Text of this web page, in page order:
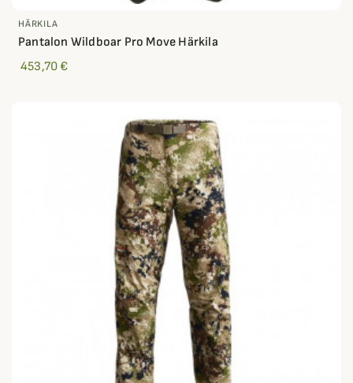
HÄRKILA
Pantalon Wildboar Pro Move Härkila
453,70 €